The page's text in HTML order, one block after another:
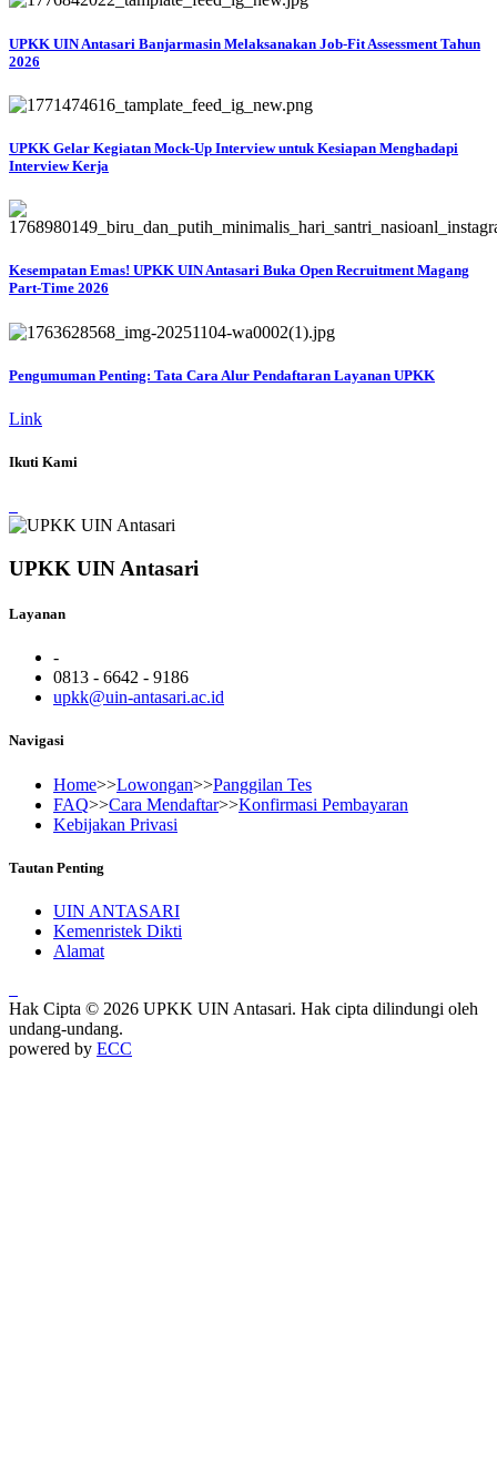
UPKK UIN Antasari Banjarmasin Melaksanakan Job-Fit Assessment Tahun
2026
UPKK Gelar Kegiatan Mock-Up Interview untuk Kesiapan Menghadapi
Interview Kerja
Kesempatan Emas! UPKK UIN Antasari Buka Open Recruitment Magang
Part-Time 2026
Pengumuman Penting: Tata Cara Alur Pendaftaran Layanan UPKK
Link
Ikuti Kami
UPKK UIN Antasari
Layanan
-
0813 - 6642 - 9186
upkk@uin-antasari.ac.id
Navigasi
Home>>Lowongan>>Panggilan Tes
FAQ>>Cara Mendaftar>>Konfirmasi Pembayaran
Kebijakan Privasi
Tautan Penting
UIN ANTASARI
Kemenristek Dikti
Alamat
Hak Cipta © 2026 UPKK UIN Antasari. Hak cipta dilindungi oleh
undang-undang.
powered by ECC